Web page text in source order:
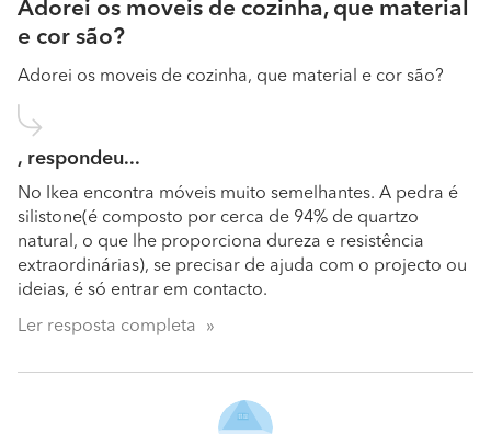
Adorei os moveis de cozinha, que material
e cor são?
Adorei os moveis de cozinha, que material e cor são?
, respondeu...
No Ikea encontra móveis muito semelhantes. A pedra é
silistone(é composto por cerca de 94% de quartzo
natural, o que lhe proporciona dureza e resistência
extraordinárias), se precisar de ajuda com o projecto ou
ideias, é só entrar em contacto.
Ler resposta completa